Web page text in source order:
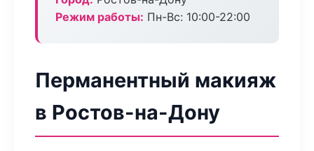
Режим работы: Пн-Вс: 10:00-22:00
Перманентный макияж
в Ростов-на-Дону